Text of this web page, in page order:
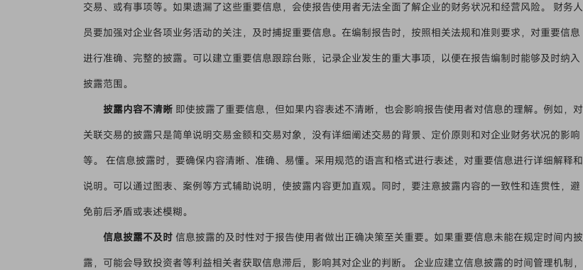
交易、或有事项等。如果遗漏了这些重要信息，会使报告使用者无法全面了解企业的财务状况和经营风险。 财务人
员要加强对企业各项业务活动的关注，及时捕捉重要信息。在编制报告时，按照相关法规和准则要求，对重要信息
进行准确、完整的披露。可以建立重要信息跟踪台账，记录企业发生的重大事项，以便在报告编制时能够及时纳入
披露范围。
披露内容不清晰 即使披露了重要信息，但如果内容表述不清晰，也会影响报告使用者对信息的理解。例如，对
关联交易的披露只是简单说明交易金额和交易对象，没有详细阐述交易的背景、定价原则和对企业财务状况的影响
等。 在信息披露时，要确保内容清晰、准确、易懂。采用规范的语言和格式进行表述，对重要信息进行详细解释和
说明。可以通过图表、案例等方式辅助说明，使披露内容更加直观。同时，要注意披露内容的一致性和连贯性，避
免前后矛盾或表述模糊。
信息披露不及时 信息披露的及时性对于报告使用者做出正确决策至关重要。如果重要信息未能在规定时间内披
露，可能会导致投资者等利益相关者获取信息滞后，影响其对企业的判断。 企业应建立信息披露的时间管理机制，